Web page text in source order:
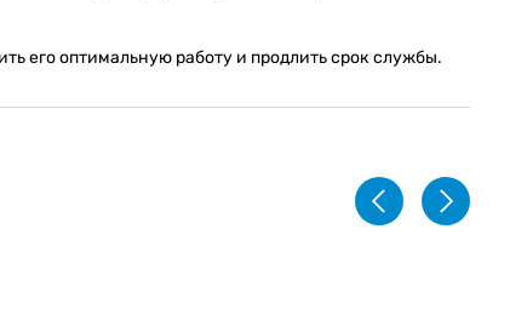
его оптимальную работу и продлить срок службы.